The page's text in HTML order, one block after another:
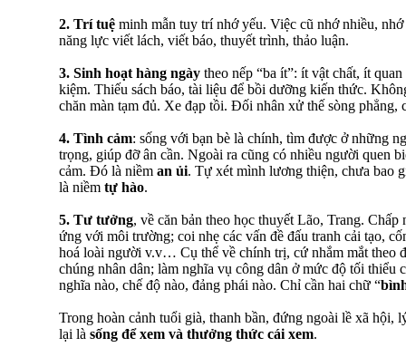
2. Trí tuệ minh mẫn tuy trí nhớ yếu. Việc cũ nhớ nhiều,
năng lực viết lách, viết báo, thuyết trình, thảo luận.
3. Sinh hoạt hàng ngày theo nếp “ba ít”: ít vật chất, ít
kiệm. Thiếu sách báo, tài liệu để bồi dưỡng kiến thức.
chăn màn tạm đủ. Xe đạp tồi. Đối nhân xử thế sòng phẳng,
4. Tình cảm: sống với bạn bè là chính, tìm được ở những
trọng, giúp đỡ ân cần. Ngoài ra cũng có nhiều người quen
cảm. Đó là niềm an ủi. Tự xét mình lương thiện, chưa bao
là niềm tự hào.
5. Tư tưởng, về căn bản theo học thuyết Lão, Trang.
ứng với môi trường; coi nhẹ các vấn đề đấu tranh cải tạo,
hoá loài người v.v… Cụ thể về chính trị, cứ nhắm mắt theo
chúng nhân dân; làm nghĩa vụ công dân ở mức độ tối thiểu
nghĩa nào, chế độ nào, đảng phái nào. Chỉ cần hai chữ “
Trong hoàn cảnh tuổi già, thanh bần, đứng ngoài lề xã hội,
lại là sống để xem và thưởng thức cái xem.